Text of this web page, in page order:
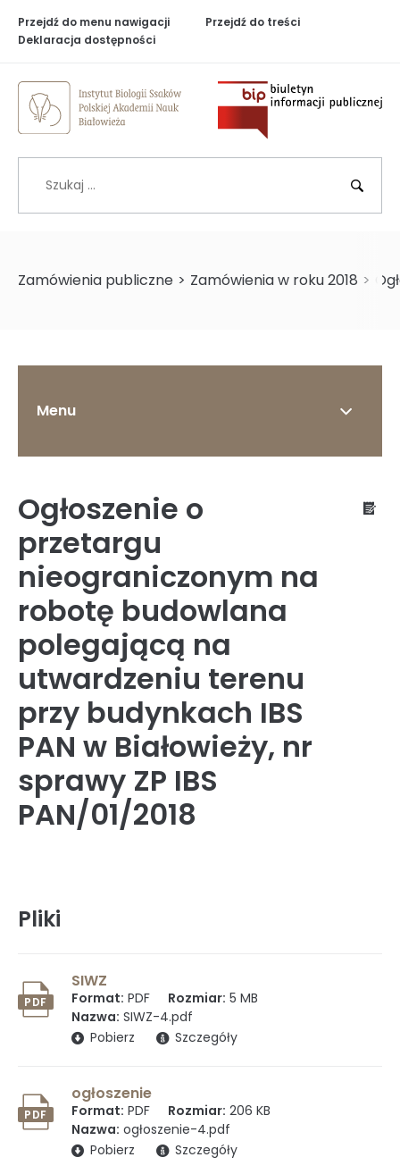
Przejdź do menu nawigacji
Przejdź do treści
Deklaracja dostępności
Biuletyn
Szukaj
>
Zamówienia publiczne > Zamówienia w roku 2018 >
Menu
O Instytucie
Status prawny
Dyrekcja
Struktura organizacyjna
Szkoła doktorska Bioplanet
Konkursy na stanowiska
Zamówienia publiczne
Ogłoszenia
Ogłoszenie o
przetargu
nieograniczonym na
robotę budowlana
polegającą na
utwardzeniu terenu
przy budynkach IBS
PAN w Białowieży, nr
sprawy ZP IBS
PAN/01/2018
Pliki
PDF
SIWZ
Format: PDF Rozmiar: 5 MB
Nazwa: SIWZ-4.pdf
Pobierz (otwiera się w nowym oknie)
Szczegóły
PDF
ogłoszenie
Format: PDF Rozmiar: 206 KB
Nazwa: ogłoszenie-4.pdf
Pobierz (otwiera się w nowym oknie)
Szczegóły